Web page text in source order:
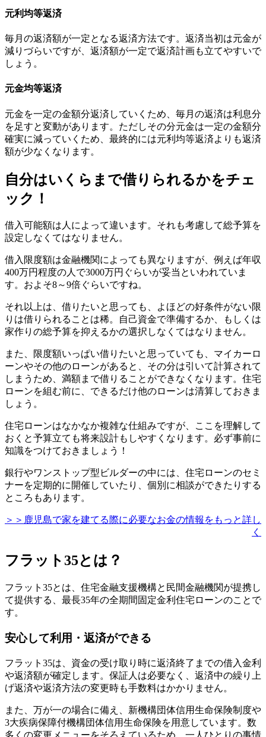
元利均等返済
毎月の返済額が一定となる返済方法です。返済当初は元金が
減りづらいですが、返済額が一定で返済計画も立てやすいで
しょう。
元金均等返済
元金を一定の金額分返済していくため、 毎月の返済は利息分
を足すと変動があります。ただしその分元金は一定の金額分
確実に減っていくため、最終的には元利均等返済よりも返済
額が少なくなります。
自分はいくらまで借りられるかをチェ
ック！
借入可能額は人によって違います。それも考慮して総予算を
設定しなくてはなりません。
借入限度額は金融機関によっても異なりますが、 例えば年収
400万円程度の人で3000万円ぐらいが妥当 といわれていま
す。およそ8～9倍ぐらいですね。
それ以上は、借りたいと思っても、よほどの好条件がない限
りは借りられることは稀。自己資金で準備するか、もしくは
家作りの総予算を抑えるかの選択しなくてはなりません。
また、限度額いっぱい借りたいと思っていても、 マイカーロ
ーンやその他のローンがあると、その分は引いて計算されて
しまうため、満額まで借りることができなくなります。住宅
ローンを組む前に、できるだけ他のローンは清算しておきま
しょう。
住宅ローンはなかなか複雑な仕組みですが、ここを理解して
おくと予算立ても将来設計もしやすくなります。必ず事前に
知識をつけておきましょう！
銀行やワンストップ型ビルダーの中には、住宅ローンのセミ
ナーを定期的に開催していたり、個別に相談ができたりする
ところもあります。
＞＞鹿児島で家を建てる際に必要なお金の情報をもっと詳し
く
フラット35とは？
フラット35とは、住宅金融支援機構と民間金融機関が提携し
て提供する、最長35年の全期間固定金利住宅ローンのことで
す。
安心して利用・返済ができる
フラット35は、 資金の受け取り時に返済終了までの借入金利
や返済額が確定 します。保証人は必要なく、返済中の繰り上
げ返済や返済方法の変更時も手数料はかかりません。
また、万が一の場合に備え、新機構団体信用生命保険制度や
3大疾病保障付機構団体信用生命保険を用意しています。数
多くの変更メニューをそろえているため、一人ひとりの事情